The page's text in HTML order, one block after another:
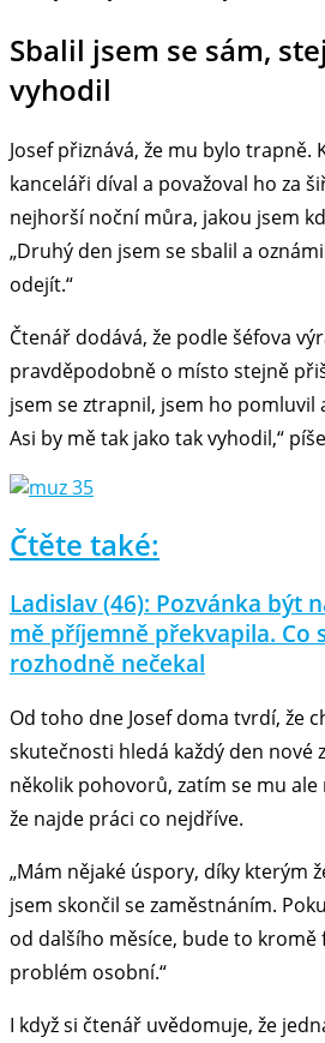
Sbalil jsem se sám,
vyhodil
Josef přiznává, že mu bylo trapně.
kanceláři díval a považoval ho za
nejhorší noční můra, jakou jsem
„Druhý den jsem se sbalil a
odejít.“
Čtenář dodává, že podle šéfova
pravděpodobně o místo stejně
jsem se ztrapnil, jsem ho pomluvil
Asi by mě tak jako tak vyhodil,“
Čtěte také:
Ladislav (46): Pozvánka být
mě příjemně překvapila. Co
rozhodně nečekal
Od toho dne Josef doma tvrdí, že
skutečnosti hledá každý den nové
několik pohovorů, zatím se mu ale
že najde práci co nejdříve.
„Mám nějaké úspory, díky kterým
jsem skončil se zaměstnáním.
od dalšího měsíce, bude to
problém osobní.“
I když si čtenář uvědomuje, že